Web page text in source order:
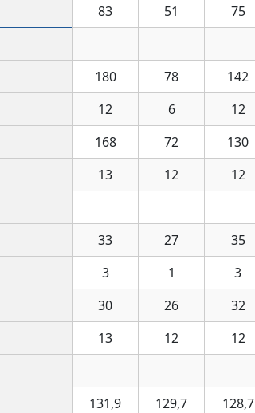
83 51 75
180 78 142
12 6 12
168 72 130
13 12 12
33 27 35
3 1 3
30 26 32
13 12 12
131,9 129,7 128,7